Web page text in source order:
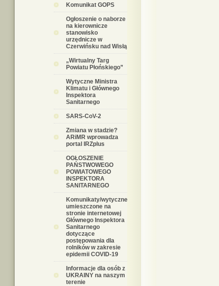
Komunikat GOPS
Ogłoszenie o naborze
na kierownicze
stanowisko
urzędnicze w
Czerwińsku nad Wisłą
„Wirtualny Targ
Powiatu Płońskiego”
Wytyczne Ministra
Klimatu i Głównego
Inspektora
Sanitarnego
SARS-CoV-2
Zmiana w stadzie?
ARiMR wprowadza
portal IRZplus
OGŁOSZENIE
PAŃSTWOWEGO
POWIATOWEGO
INSPEKTORA
SANITARNEGO
Komunikaty/wytyczne
umieszczone na
stronie internetowej
Głównego Inspektora
Sanitarnego
dotyczące
postępowania dla
rolników w zakresie
epidemii COVID-19
Informacje dla osób z
UKRAINY na naszym
terenie